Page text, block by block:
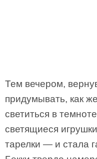
Тем вечером,
придумывать, как
светиться в
светящиеся
тарелки — и стала